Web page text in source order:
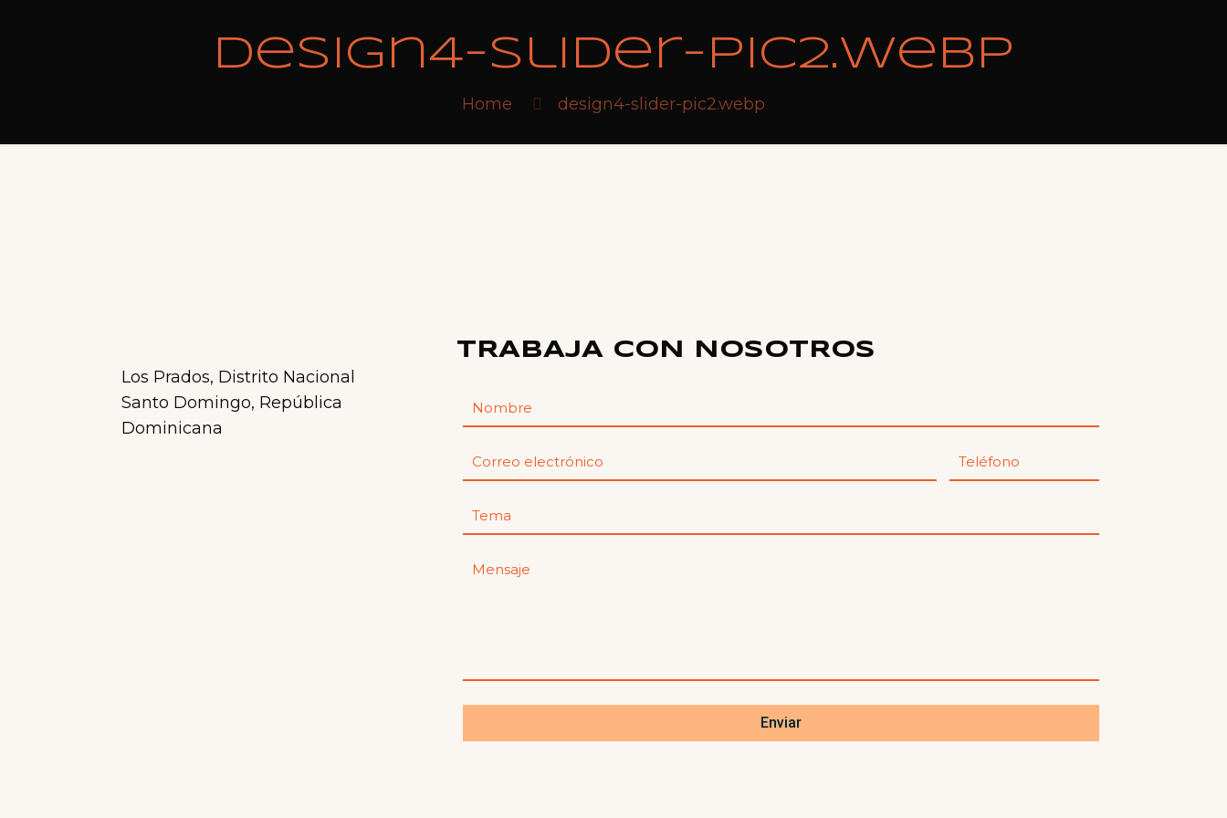
design4-slider-pic2.webp
Home design4-slider-pic2.webp
Los Prados, Distrito Nacional
Santo Domingo, República
Dominicana
TRABAJA CON NOSOTROS